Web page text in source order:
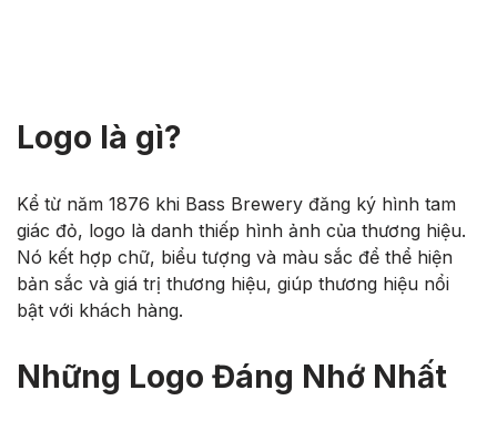
Logo là gì?
Kể từ năm 1876 khi Bass Brewery đăng ký hình tam
giác đỏ, logo là danh thiếp hình ảnh của thương hiệu.
Nó kết hợp chữ, biểu tượng và màu sắc để thể hiện
bản sắc và giá trị thương hiệu, giúp thương hiệu nổi
bật với khách hàng.
Những Logo Đáng Nhớ Nhất